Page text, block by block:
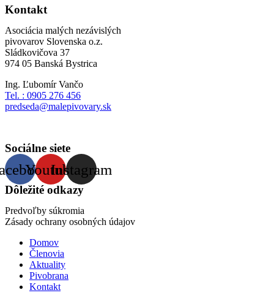
Kontakt
Asociácia malých nezávislých
pivovarov Slovenska o.z.
Sládkovičova 37
974 05 Banská Bystrica
Ing. Ľubomír Vančo
Tel. : 0905 276 456
predseda@malepivovary.sk
Sociálne siete
YoutubeInstagram
Dôležité odkazy
Predvoľby súkromia
Zásady ochrany osobných údajov
Domov
Členovia
Aktuality
Pivobrana
Kontakt